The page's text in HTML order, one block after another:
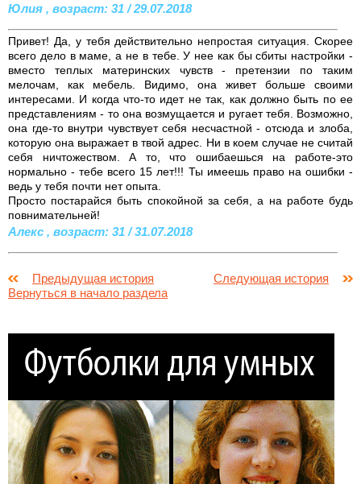
Юлия , возраст: 31 / 29.07.2018
Привет! Да, у тебя действительно непростая ситуация. Скорее
всего дело в маме, а не в тебе. У нее как бы сбиты настройки -
вместо теплых материнских чувств - претензии по таким
мелочам, как мебель. Видимо, она живет больше своими
интересами. И когда что-то идет не так, как должно быть по ее
представлениям - то она возмущается и ругает тебя. Возможно,
она где-то внутри чувствует себя несчастной - отсюда и злоба,
которую она выражает в твой адрес. Ни в коем случае не считай
себя ничтожеством. А то, что ошибаешься на работе-это
нормально - тебе всего 15 лет!!! Ты имеешь право на ошибки -
ведь у тебя почти нет опыта.
Просто постарайся быть спокойной за себя, а на работе будь
повнимательней!
Алекс , возраст: 31 / 31.07.2018
Предыдущая история
Следующая история
Вернуться в начало раздела